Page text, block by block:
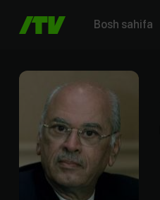
Bosh sahifa